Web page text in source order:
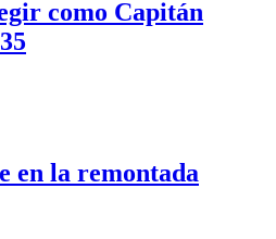
como Capitán
en la remontada